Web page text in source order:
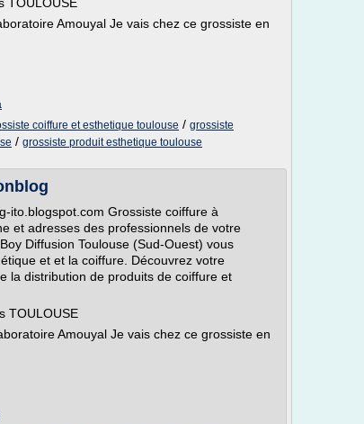
Amouyal Je vais chez ce grossiste en
coiffure et esthetique toulouse / grossiste
/ grossiste produit esthetique toulouse
ito.blogspot.com Grossiste coiffure à
et adresses des professionnels de votre
Diffusion Toulouse (Sud-Ouest) vous
et et la coiffure. Découvrez votre
la distribution de produits de coiffure et
TOULOUSE
Amouyal Je vais chez ce grossiste en